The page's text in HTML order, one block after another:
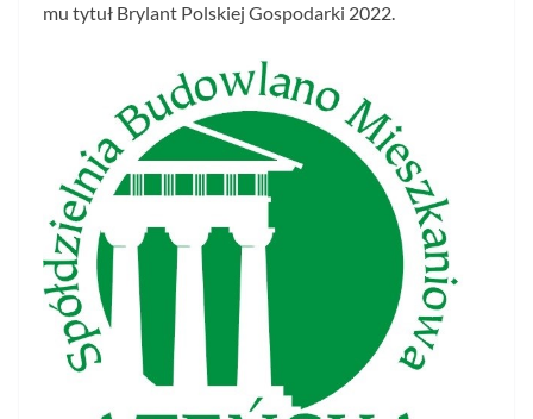
mu tytuł Brylant Polskiej Gospodarki 2022.